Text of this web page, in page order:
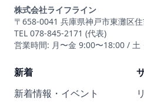
株式会社ライフライン
〒658-0041 兵庫県神戸市東灘区
TEL 078-845-2171 (代表)
営業時間: 月〜金 9:00〜18:00 /
新着
新着情報・イベント